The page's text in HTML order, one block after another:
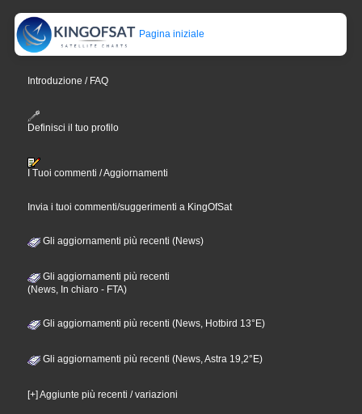
Pagina iniziale
Introduzione / FAQ
Definisci il tuo profilo
I Tuoi commenti / Aggiornamenti
Invia i tuoi commenti/suggerimenti a KingOfSat
Gli aggiornamenti più recenti (News)
Gli aggiornamenti più recenti
(News, In chiaro - FTA)
Gli aggiornamenti più recenti (News, Hotbird 13°E)
Gli aggiornamenti più recenti (News, Astra 19,2°E)
[+] Aggiunte più recenti / variazioni